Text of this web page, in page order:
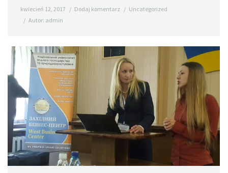
kwiecień 12, 2017 Dodaj komentarz
Uncategorized
Autor: admin